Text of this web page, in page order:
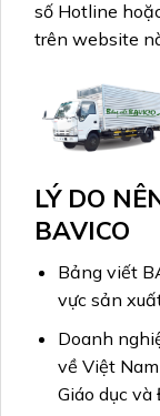
số Hotline
trên website
LÝ DO
BAVICO
Bảng viết
vực sản
Doanh
về Việt
Giáo dục và